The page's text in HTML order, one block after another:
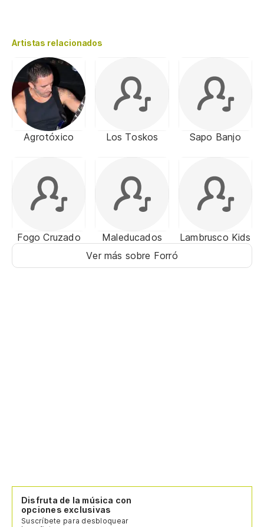
Artistas relacionados
Agrotóxico Los Toskos Sapo Banjo
Fogo Cruzado Maleducados
Lambrusco Kids
Ver más sobre Forró
Disfruta de la música con
opciones exclusivas
Suscríbete para desbloquear